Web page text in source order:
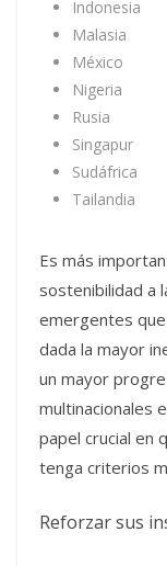
Indonesia
Malasia
México
Nigeria
Rusia
Singapur
Sudáfrica
Tailandia
Es más
sostenibilidad a
emergentes
dada la mayor
un mayor
multinacionales
papel crucial en
tenga criterios
Reforzar sus